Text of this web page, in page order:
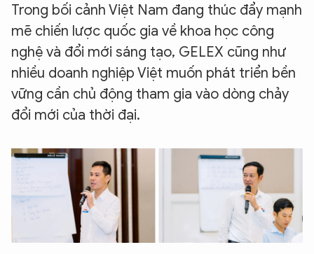
Trong bối cảnh Việt Nam đang thúc đẩy mạnh
mẽ chiến lược quốc gia về khoa học công
nghệ và đổi mới sáng tạo, GELEX cũng như
nhiều doanh nghiệp Việt muốn phát triển bền
vững cần chủ động tham gia vào dòng chảy
đổi mới của thời đại.